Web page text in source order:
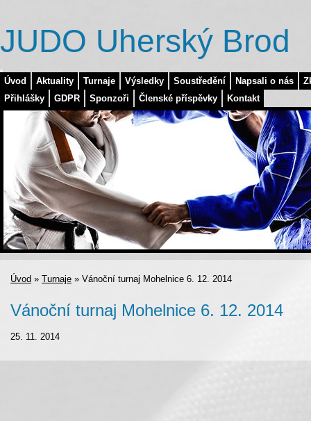
Úvod Aktuality Turnaje Výsledky Soustředění Napsali o nás
Přihlášky
GDPR Sponzoři Členské příspěvky Kontakt
JUDO Uherský Brod
Úvod » Turnaje » Vánoční turnaj Mohelnice 6. 12. 2014
Vánoční turnaj Mohelnice 6. 12. 2014
25. 11. 2014